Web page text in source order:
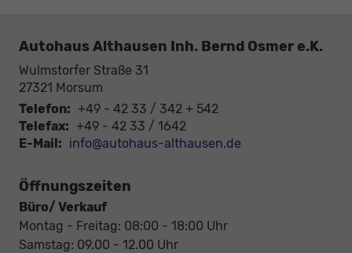
Autohaus Althausen Inh. Bernd Osmer e.K.
Wulmstorfer Straße 31
27321 Morsum
Telefon: +49 - 42 33 / 342 + 542
Telefax: +49 - 42 33 / 1642
E-Mail: info@autohaus-althausen.de
Öffnungszeiten
Büro/ Verkauf
Montag - Freitag: 08:00 - 18:00 Uhr
Samstag: 09.00 - 12.00 Uhr